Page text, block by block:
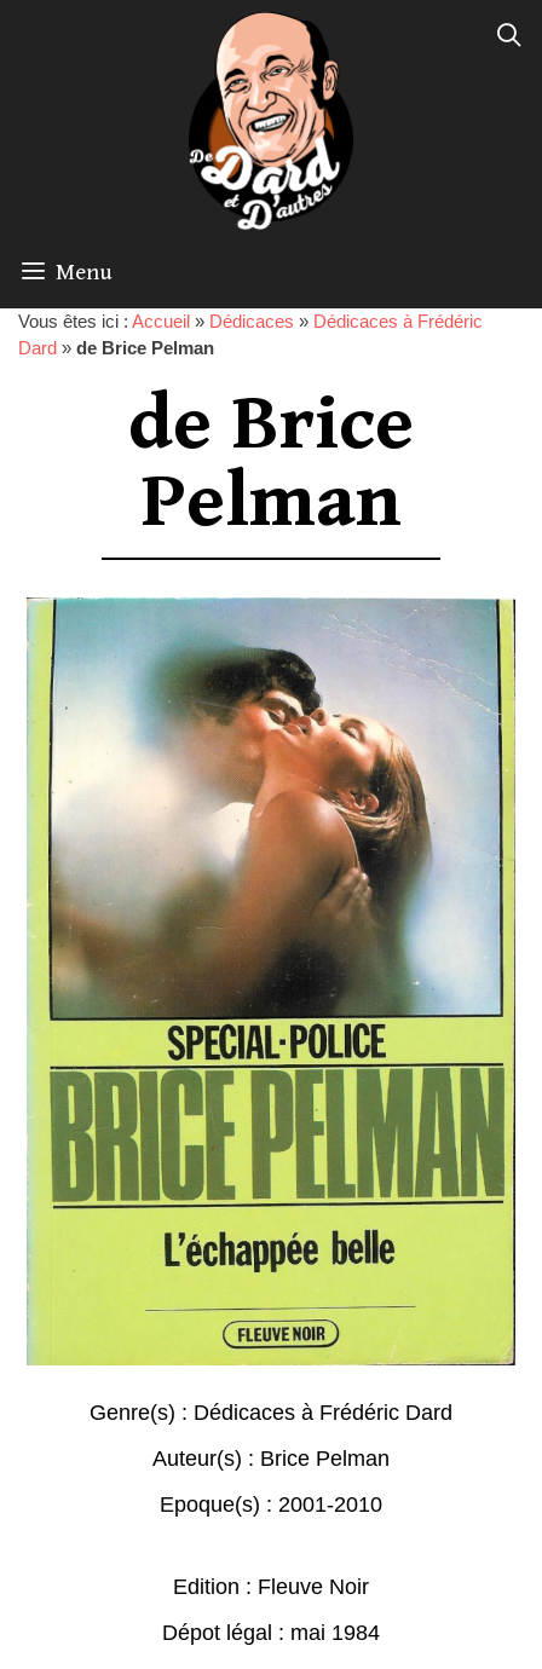
Menu
Vous êtes ici : Accueil » Dédicaces » Dédicaces à Frédéric
Dard » de Brice Pelman
de Brice
Pelman
Genre(s) : Dédicaces à Frédéric Dard
Auteur(s) : Brice Pelman
Epoque(s) : 2001-2010
Edition : Fleuve Noir
Dépot légal : mai 1984